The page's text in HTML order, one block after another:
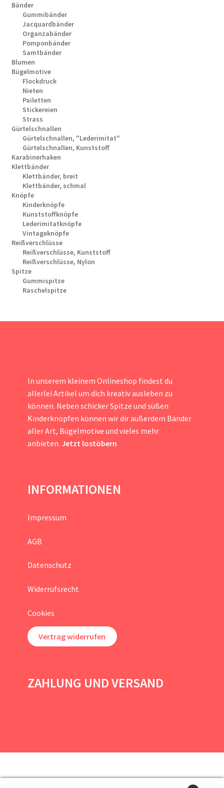
Bänder
Gummibänder
Jacquardbänder
Organzabänder
Pomponbänder
Samtbänder
Blumen
Bügelmotive
Flockdruck
Nieten
Pailetten
Stickereien
Strass
Gürtelschnallen
Gürtelschnallen, "Lederimitat"
Gürtelschnallen, Kunststoff
Karabinerhaken
Klettbänder
Klettbänder, breit
Klettbänder, schmal
Knöpfe
Kinderknöpfe
Kunststoffknöpfe
Lederimitatknöpfe
Vintageknöpfe
Reißverschlüsse
Reißverschlüsse, Kunststoff
Reißverschlüsse, Nylon
Spitze
Gummispitze
Raschelspitze
In unserem kleinem Onlineshop findest du
allerlei Artikel um dich kreativ ausleben zu
können. Neben schicker Spitze und süßen
Kinderknöpfen können wir dir außerdem Bänder
aller Art, Bügelmotive und vieles mehr
anbieten. Jetzt lostöbern
INFORMATIONEN
Impressum
AGB
Datenschutz
Widerrufsrecht
Cookies
Vertrag widerrufen
ZAHLUNG UND VERSAND